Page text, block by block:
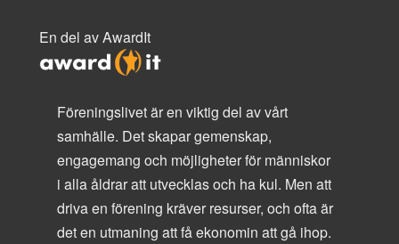
En del av AwardIt
Föreningslivet är en viktig del av vårt
samhälle. Det skapar gemenskap,
engagemang och möjligheter för människor
i alla åldrar att utvecklas och ha kul. Men att
driva en förening kräver resurser, och ofta är
det en utmaning att få ekonomin att gå ihop.